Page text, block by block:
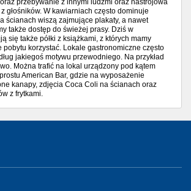
przebywanie z innymi ludzmi oraz nastrojowa
głośników. W kawiarniach często dominuje
ścianach wiszą zajmujące plakaty, a nawet
także dostęp do świeżej prasy. Dziś w
się także półki z książkami, z których mamy
pobytu korzystać. Lokale gastronomiczne często
jakiegoś motywu przewodniego. Na przykład
Można trafić na lokal urządzony pod kątem
American Bar, gdzie na wyposażenie
kanapy, zdjęcia Coca Coli na ścianach oraz
z frytkami.